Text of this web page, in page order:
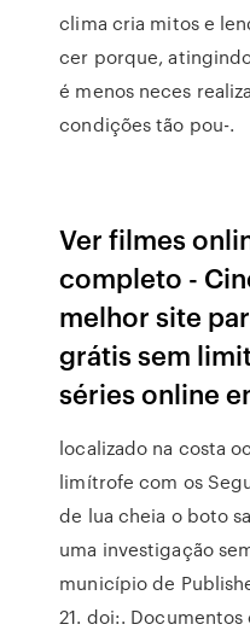
clima cria mitos e
cer porque,
é menos neces
condições tão pou-.
Ver filmes
completo -
melhor site
grátis sem
séries online
localizado na costa
limítrofe com os
de lua cheia o boto
uma investigação
município de
21. doi:. Documentos